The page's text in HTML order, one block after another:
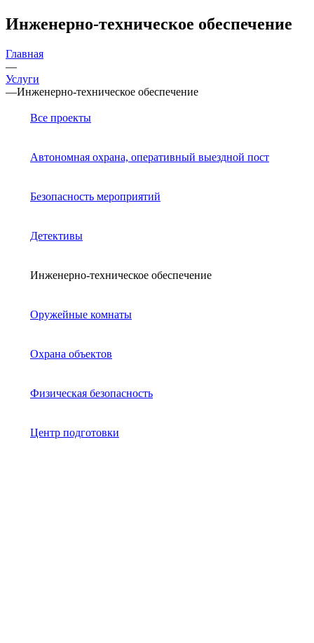
Инженерно-техническое обеспечение
Главная
—
Услуги
—Инженерно-техническое обеспечение
Все проекты
Автономная охрана, оперативный выездной пост
Безопасность мероприятий
Детективы
Инженерно-техническое обеспечение
Оружейные комнаты
Охрана объектов
Физическая безопасность
Центр подготовки